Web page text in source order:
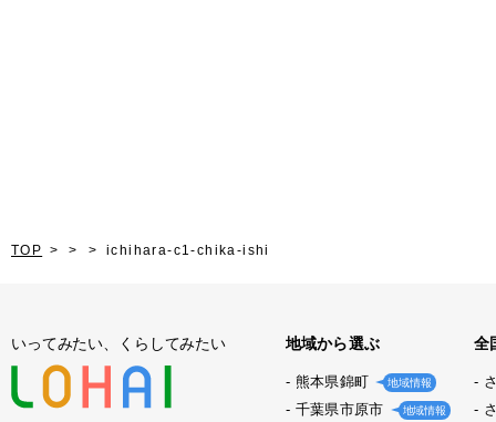
TOP ichihara-c1-chika-ishi
いってみたい、くらしてみたい 地域から選ぶ
熊本県錦町 地域情報
千葉県市原市 地域情報
全